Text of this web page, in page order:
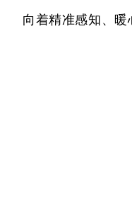
向着精准感知、暖